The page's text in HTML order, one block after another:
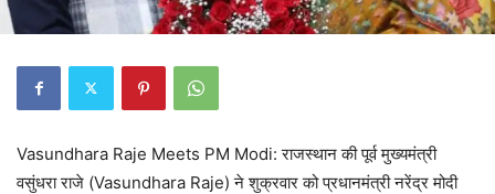
Vasundhara Raje Meets PM Modi: राजस्थान की पूर्व मुख्यमंत्री
वसुंधरा राजे (Vasundhara Raje) ने शुक्रवार को प्रधानमंत्री नरेंद्र मोदी